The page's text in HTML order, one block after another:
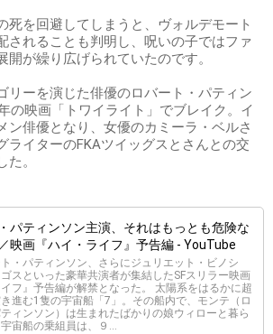
死を回避してしまうと、ヴォルデモート
されることも判明し、呪いの子ではファ
開が繰り広げられていたのです。
リーを演じた俳優のロバート・パティン
の映画「トワイライト」でブレイク。イ
ン俳優となり、女優のカミーラ・ベルさ
ライターのFKAツイッグスとさんとの交
。
パティンソン主演、それはもっとも危険な
映画『ハイ・ライフ』予告編 - YouTube
・パティンソン、さらにジュリエット・ビノシ
スといった豪華共演者が集結したSFスリラー映画
イフ』予告編が解禁となった。 太陽系をはるかに超
進む1隻の宇宙船「7」。その船内で、モンテ（ロ
ィンソン）は生まれたばかりの娘ウィローと暮ら
宙船の乗組員は、９...